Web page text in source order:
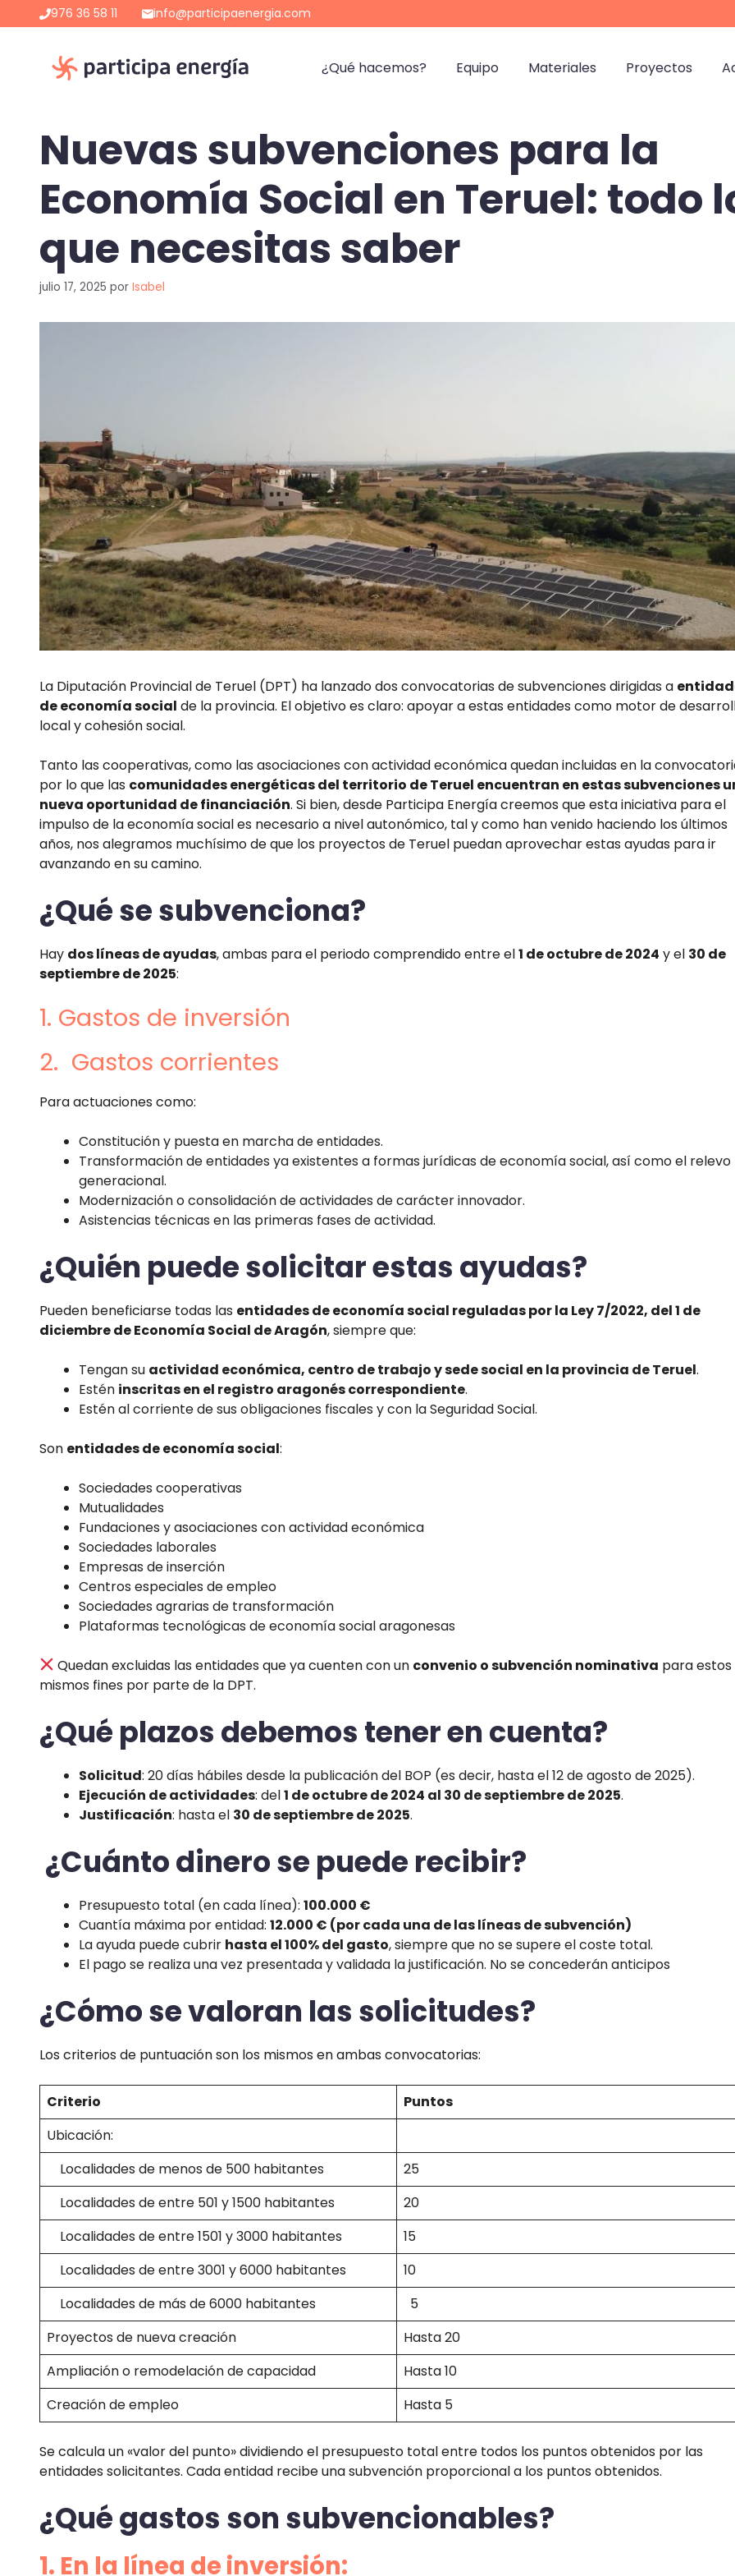
al
976 36 58 11 info@participaenergia.com
¿Qué hacemos? Equipo Materiales Proyectos
Nuevas subvenciones para la
Economía Social en Teruel: todo
que necesitas saber
julio 17, 2025 por Isabel
La Diputación Provincial de Teruel (DPT) ha lanzado dos convocatorias de subvenciones dirigidas a
de economía social de la provincia. El objetivo es claro: apoyar a estas entidades como motor de
local y cohesión social.
Tanto las cooperativas, como las asociaciones con actividad económica quedan incluidas en la
por lo que las comunidades energéticas del territorio de Teruel encuentran en estas subvenciones
nueva oportunidad de financiación. Si bien, desde Participa Energía creemos que esta iniciativa para el
impulso de la economía social es necesario a nivel autonómico, tal y como han venido haciendo los últimos
años, nos alegramos muchísimo de que los proyectos de Teruel puedan aprovechar estas ayudas para ir
avanzando en su camino.
¿Qué se subvenciona?
Hay dos líneas de ayudas, ambas para el periodo comprendido entre el1 de octubre de 2024 y el 30 de
septiembre de 2025:
1. Gastos de inversión
2. Gastos corrientes
Para actuaciones como:
Constitución y puesta en marcha de entidades.
Transformación de entidades ya existentes a formas jurídicas de economía social, así como el relevo
generacional.
Modernización o consolidación de actividades de carácter innovador.
Asistencias técnicas en las primeras fases de actividad.
¿Quién puede solicitar estas ayudas?
Pueden beneficiarse todas las entidades de economía social reguladas por la Ley 7/2022, del 1 de
diciembre de Economía Social de Aragón, siempre que:
Tengan su actividad económica, centro de trabajo y sede social en la provincia de Teruel.
Estén inscritas en el registro aragonés correspondiente.
Estén al corriente de sus obligaciones fiscales y con la Seguridad Social.
Son entidades de economía social:
Sociedades cooperativas
Mutualidades
Fundaciones y asociaciones con actividad económica
Sociedades laborales
Empresas de inserción
Centros especiales de empleo
Sociedades agrarias de transformación
Plataformas tecnológicas de economía social aragonesas
Quedan excluidas las entidades que ya cuenten con un convenio o subvención nominativa para estos
mismos fines por parte de la DPT.
¿Qué plazos debemos tener en cuenta?
Solicitud: 20 días hábiles desde la publicación del BOP (es decir, hasta el 12 de agosto de 2025).
Ejecución de actividades: del1 de octubre de 2024 al 30 de septiembre de 2025.
Justificación: hasta el 30 de septiembre de 2025.
¿Cuánto dinero se puede recibir?
Presupuesto total (en cada línea): 100.000 €
Cuantía máxima por entidad: 12.000 € (por cada una de las líneas de subvención)
La ayuda puede cubrir hasta el 100% del gasto, siempre que no se supere el coste total.
El pago se realiza una vez presentada y validada la justificación. No se concederán anticipos
¿Cómo se valoran las solicitudes?
Los criterios de puntuación son los mismos en ambas convocatorias:
Criterio
Puntos
Ubicación:
Localidades de menos de 500 habitantes
25
Localidades de entre 501 y 1500 habitantes
20
Localidades de entre 1501 y 3000 habitantes
15
Localidades de entre 3001 y 6000 habitantes
10
Localidades de más de 6000 habitantes
5
Proyectos de nueva creación
Hasta 20
Ampliación o remodelación de capacidad
Hasta 10
Creación de empleo
Hasta 5
Se calcula un «valor del punto» dividiendo el presupuesto total entre todos los puntos obtenidos por las
entidades solicitantes. Cada entidad recibe una subvención proporcional a los puntos obtenidos.
¿Qué gastos son subvencionables?
1. En la línea de inversión: